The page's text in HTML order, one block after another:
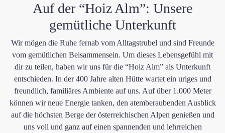
Auf der “Hoiz Alm”: Unsere
gemütliche Unterkunft
Wir mögen die Ruhe fernab vom Alltagstrubel und sind Freunde
vom gemütlichen Beisammensein. Um dieses Lebensgefühl mit
dir zu teilen, haben wir uns für die “Hoiz Alm” als Unterkunft
entschieden. In der 400 Jahre alten Hütte wartet ein uriges und
freundlich, familiäres Ambiente auf uns. Auf über 1.000 Meter
können wir neue Energie tanken, den atemberaubenden Ausblick
auf die höchsten Berge der österreichischen Alpen genießen und
uns voll und ganz auf einen spannenden und lehrreichen